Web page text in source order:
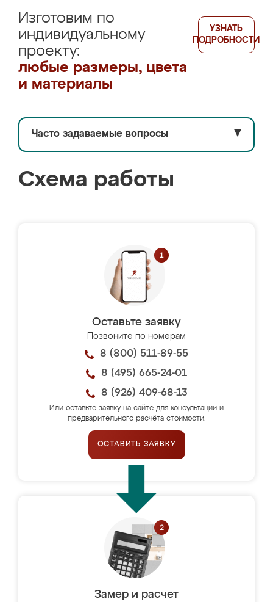
Изготовим по
индивидуальному
проекту:
любые размеры, цвета
и материалы
УЗНАТЬ
ПОДРОБНОСТИ
Часто задаваемые вопросы ▼
Схема работы
Оставьте заявку
Позвоните по номерам
8 (800) 511-89-55
8 (495) 665-24-01
8 (926) 409-68-13
Или оставьте заявку на сайте для консультации и
предварительного расчёта стоимости.
ОСТАВИТЬ ЗАЯВКУ
Замер и расчет